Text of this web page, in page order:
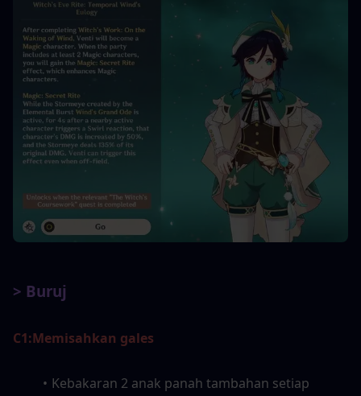
> Buruj
C1:Memisahkan gales
Kebakaran 2 anak panah tambahan setiap